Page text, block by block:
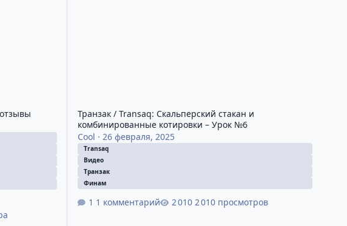
Транзак / Transaq: Скальперский стакан и
комбинированные котировки – Урок №6
Cool ·26 февраля, 2025
Transaq
Видео
Транзак
Финам
1 комментарий 2 010 просмотров